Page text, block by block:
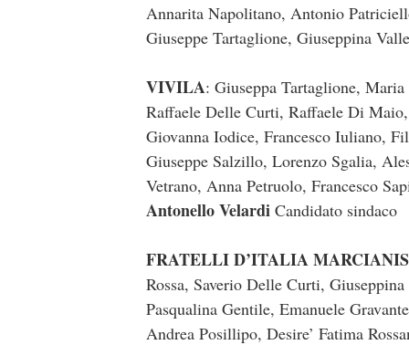
Annarita Napolitano, Antonio
Giuseppe Tartaglione, Giuseppina
VIVILA: Giuseppa Tartaglione,
Raffaele Delle Curti, Raffaele Di
Giovanna Iodice, Francesco Iuliano,
Giuseppe Salzillo, Lorenzo Sgalia,
Vetrano, Anna Petruolo, Francesco
Antonello Velardi Candidato sindaco
FRATELLI D’ITALIA
Rossa, Saverio Delle Curti,
Pasqualina Gentile, Emanuele
Andrea Posillipo, Desire’ Fatima